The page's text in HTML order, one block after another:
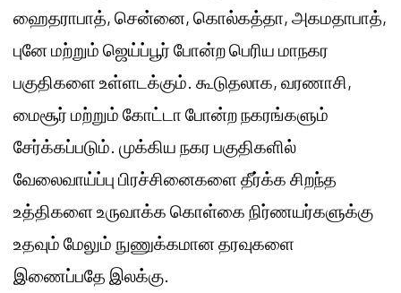
ஹைதராபாத், சென்னை, கொல்கத்தா, அகமதாபாத்,
புனே மற்றும் ஜெய்ப்பூர் போன்ற பெரிய மாநகர
பகுதிகளை உள்ளடக்கும். கூடுதலாக, வரணாசி,
மைசூர் மற்றும் கோட்டா போன்ற நகரங்களும்
சேர்க்கப்படும். முக்கிய நகர பகுதிகளில்
வேலைவாய்ப்பு பிரச்சினைகளை தீர்க்க சிறந்த
உத்திகளை உருவாக்க கொள்கை நிர்ணயர்களுக்கு
உதவும் மேலும் நுணுக்கமான தரவுகளை
இணைப்பதே இலக்கு.